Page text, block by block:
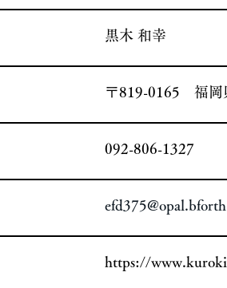
​黒木 和幸
〒819-0165 福岡
092-806-1327
https://